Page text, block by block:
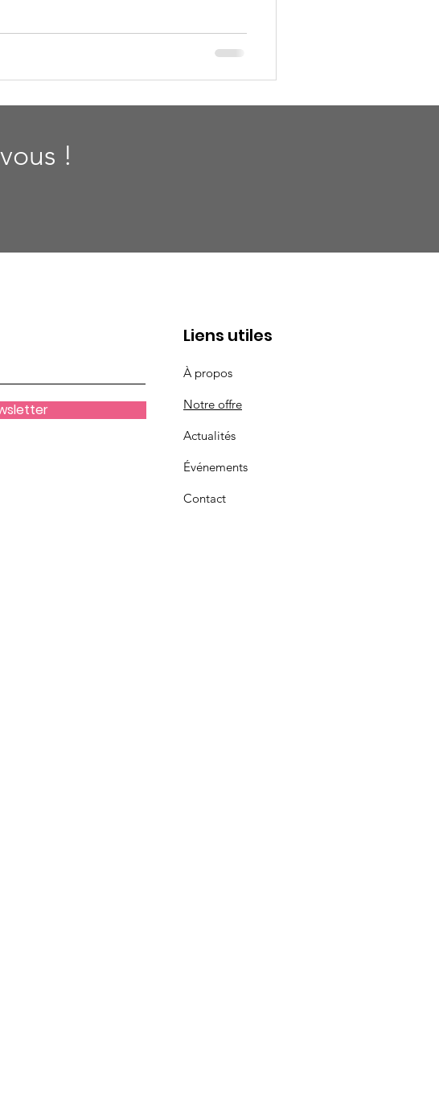
!
Liens utiles
À propos
Notre offre
Actualités
Événements
Contact